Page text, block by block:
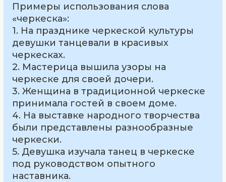
Примеры использования слова
«черкеска»:
1. На празднике черкеской культуры
девушки танцевали в красивых
черкесках.
2. Мастерица вышила узоры на
черкеске для своей дочери.
3. Женщина в традиционной черкеске
принимала гостей в своем доме.
4. На выставке народного творчества
были представлены разнообразные
черкески.
5. Девушка изучала танец в черкеске
под руководством опытного
наставника.